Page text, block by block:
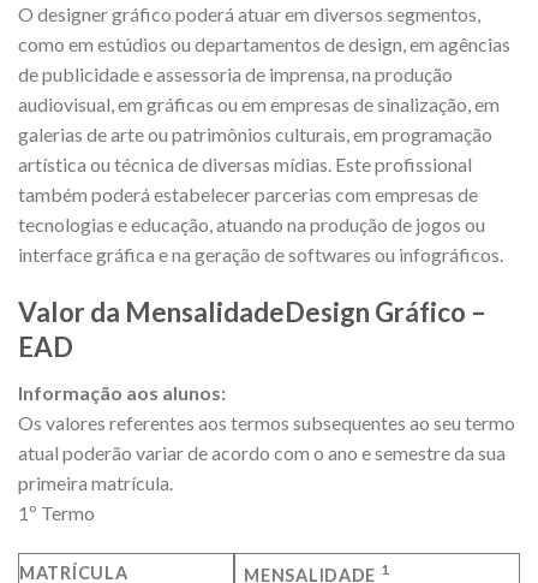
O designer gráfico poderá atuar em diversos segmentos,
como em estúdios ou departamentos de design, em agências
de publicidade e assessoria de imprensa, na produção
audiovisual, em gráficas ou em empresas de sinalização, em
galerias de arte ou patrimônios culturais, em programação
artística ou técnica de diversas mídias. Este profissional
também poderá estabelecer parcerias com empresas de
tecnologias e educação, atuando na produção de jogos ou
interface gráfica e na geração de softwares ou infográficos.
Valor da MensalidadeDesign Gráfico –
EAD
Informação aos alunos:
Os valores referentes aos termos subsequentes ao seu termo
atual poderão variar de acordo com o ano e semestre da sua
primeira matrícula.
1º Termo
MATRÍCULA MENSALIDADE 1